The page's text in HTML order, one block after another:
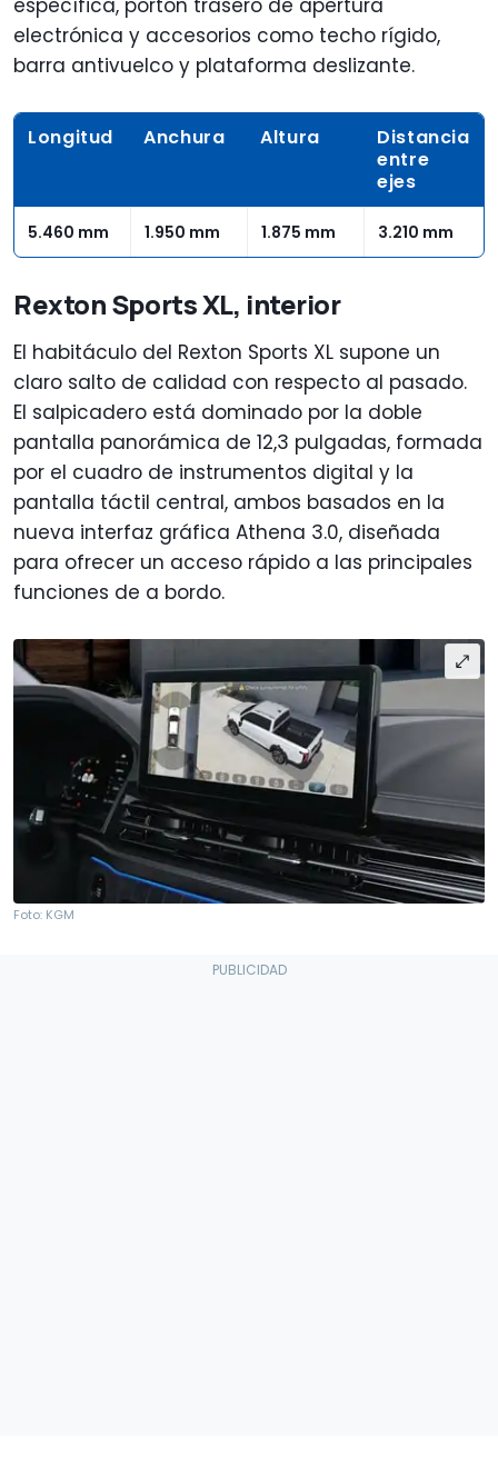
específica, portón trasero de apertura
electrónica y accesorios como techo rígido,
barra antivuelco y plataforma deslizante.
Longitud Anchura Altura
Distancia
entre
ejes
5.460 mm 1.950 mm 1.875 mm 3.210 mm
Rexton Sports XL, interior
El habitáculo del Rexton Sports XL supone un
claro salto de calidad con respecto al pasado.
El salpicadero está dominado por la doble
pantalla panorámica de 12,3 pulgadas, formada
por el cuadro de instrumentos digital y la
pantalla táctil central, ambos basados en la
nueva interfaz gráfica Athena 3.0, diseñada
para ofrecer un acceso rápido a las principales
funciones de a bordo.
Foto: KGM